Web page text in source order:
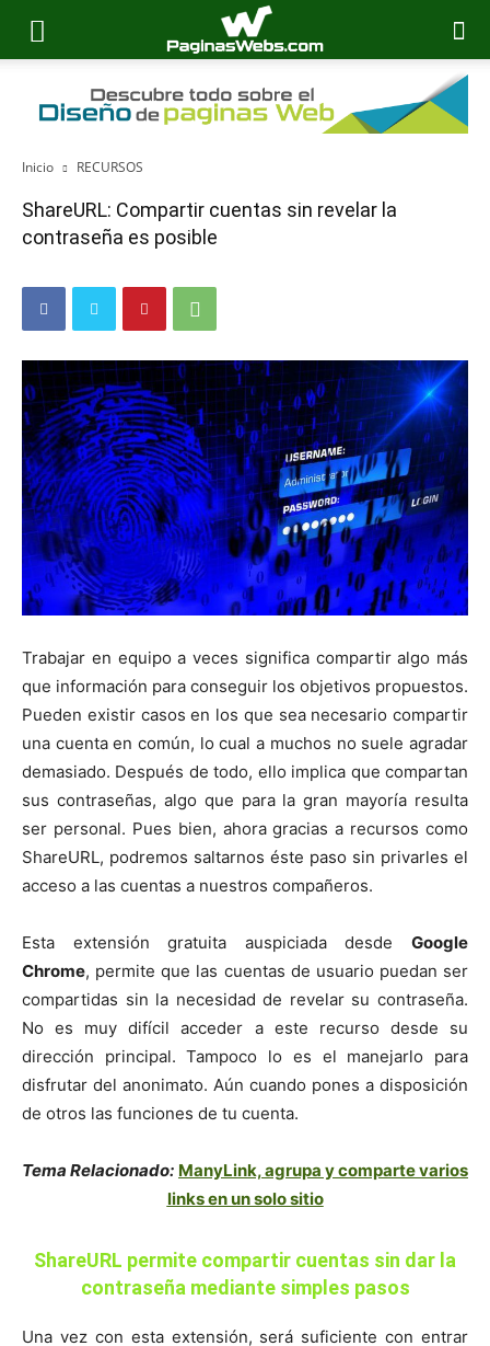
Inicio RECURSOS
ShareURL: Compartir cuentas sin revelar la
contraseña es posible
Trabajar en equipo a veces significa compartir algo más
que información para conseguir los objetivos propuestos.
Pueden existir casos en los que sea necesario compartir
una cuenta en común, lo cual a muchos no suele agradar
demasiado. Después de todo, ello implica que compartan
sus contraseñas, algo que para la gran mayoría resulta
ser personal. Pues bien, ahora gracias a recursos como
ShareURL, podremos saltarnos éste paso sin privarles el
acceso a las cuentas a nuestros compañeros.
Esta extensión gratuita auspiciada desde Google
Chrome, permite que las cuentas de usuario puedan ser
compartidas sin la necesidad de revelar su contraseña.
No es muy difícil acceder a este recurso desde su
dirección principal. Tampoco lo es el manejarlo para
disfrutar del anonimato. Aún cuando pones a disposición
de otros las funciones de tu cuenta.
Tema Relacionado: ManyLink, agrupa y comparte varios
links en un solo sitio
ShareURL permite compartir cuentas sin dar la
contraseña mediante simples pasos
Una vez con esta extensión, será suficiente con entrar